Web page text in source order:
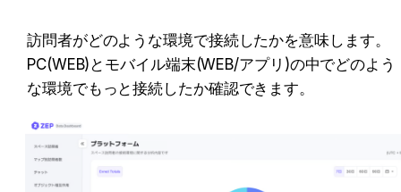
訪問者がどのような環境で接続したかを意味します。
PC(WEB)とモバイル端末(WEB/アプリ)の中でどのよう
な環境でもっと接続したか確認できます。